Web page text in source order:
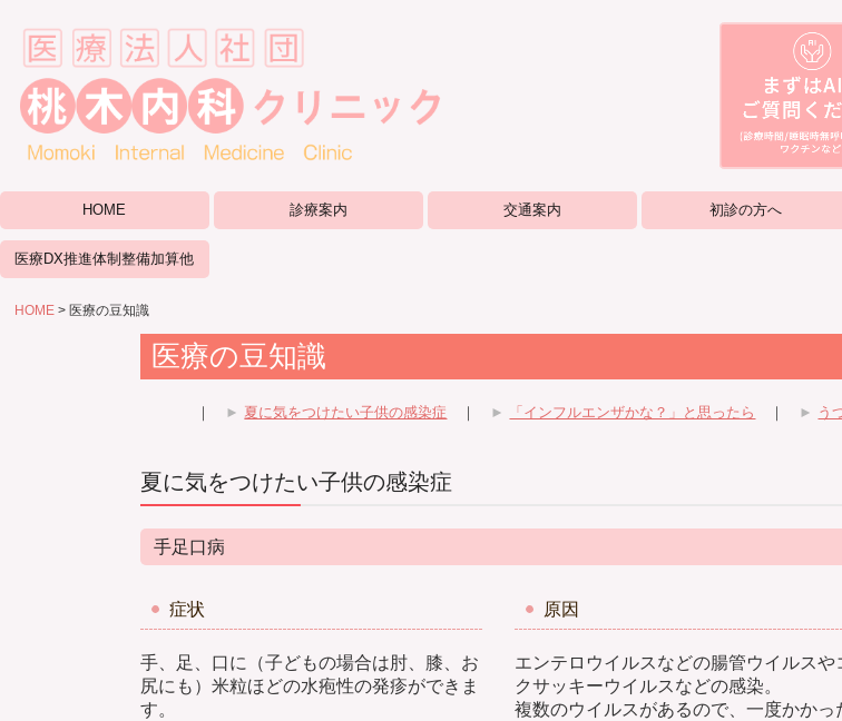
HOME 診療案内 交通案内 初診の方へ
医療DX推進体制整備加算他
HOME 医療の豆知識
医療の豆知識
｜ ► 夏に気をつけたい子供の感染症 ｜ ► 「インフルエンザかな？」と思ったら ｜ ► う
夏に気をつけたい子供の感染症
手足口病
症状
手、足、口に（子どもの場合は肘、膝、お
尻にも）米粒ほどの水疱性の発疹ができま
す。
原因
エンテロウイルスなどの腸管ウイルスや
クサッキーウイルスなどの感染。
複数のウイルスがあるので、一度かかっ